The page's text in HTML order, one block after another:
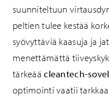
suunniteltuun
peltien tulee kestää
syövyttäviä kaasuja ja
menettämättä
tärkeääcleantech-
optimointi vaatii